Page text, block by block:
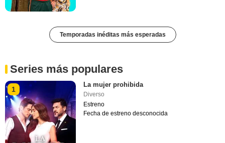
Temporadas inéditas más esperadas
Series más populares
1
La mujer prohibida
Diverso
Estreno
Fecha de estreno desconocida